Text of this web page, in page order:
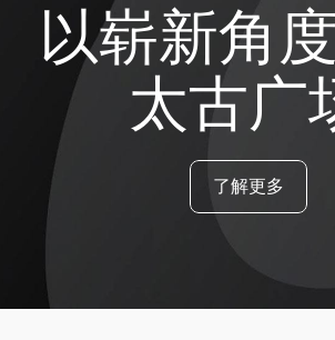
以崭新角
太古广
了解更多